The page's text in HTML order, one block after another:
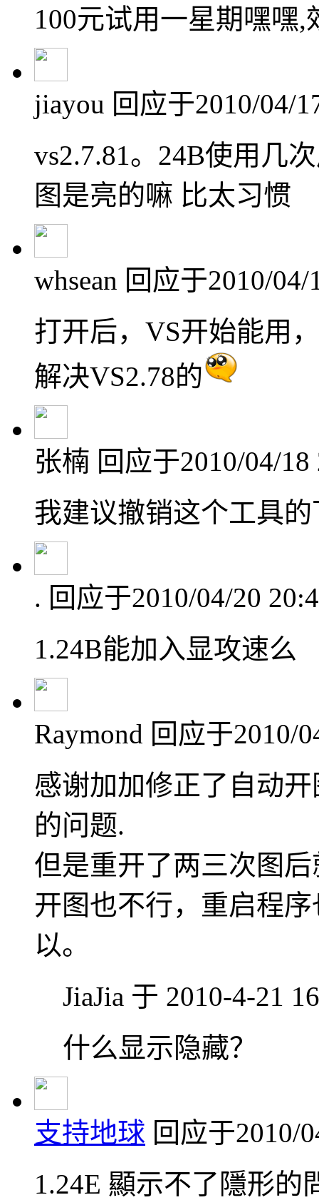
100元试用一星期嘿嘿,
jiayou 回应于2010/04/
vs2.7.81。24B使用几
图是亮的嘛 比太习惯
whsean 回应于2010/04/
打开后，VS开始能用
解决VS2.78的
张楠 回应于2010/04/18
我建议撤销这个工具
. 回应于2010/04/20
1.24B能加入显攻速么
Raymond 回应于2010/
感谢加加修正了自动
的问题.
但是重开了两三次图
开图也不行，重启程
以。
JiaJia 于 2010-4-21
什么显示隐藏？
支持地球 回应于2010/
1.24E 顯示不了隱形